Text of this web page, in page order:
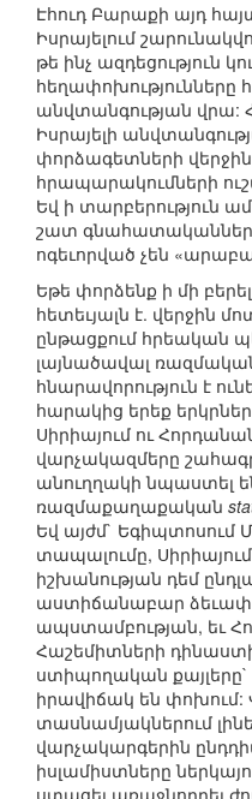
Էհուդ Բարաքի այդ
Իսրայելում
թե ինչ ազդեցություն
անվտանգության վրա:
Իսրայելի
փորձագետների
հրապարակումների
Եվ ի տարբերություն
շատ գնահատականների,
ոգեւորված չեն
Եթե փորձենք ի մի
հետեւյալն է. վերջին
ընթացքում հրեական
լայնածավալ
հնարավորություն է
հարակից երեք
Սիրիայում ու
վարչակազմերը
անուղղակի նպաստել
ռազմաքաղաքական
Եվ այժմ` Եգիպտոսում
տապալումը,
իշխանության դեմ
աստիճանաբար
ապստամբության, եւ
Հաշեմիտների
ստիպողական քայլերը`
իրավիճակ են փոխում:
տասնամյակներում
վարչակարգերին
իսլամիստները